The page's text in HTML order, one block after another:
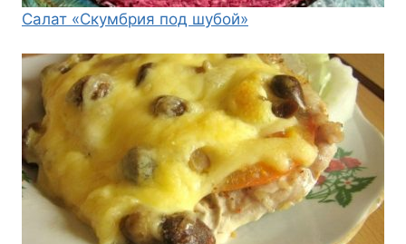
Салат «Скумбрия под шубой»